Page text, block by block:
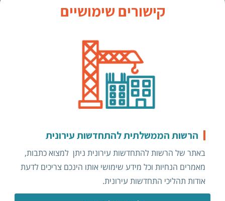
קישורים שימושיים
הרשות הממשלתית להתחדשות עירונית
באתר של הרשות להתחדשות עירונית ניתן למצוא כתבות,
מאמרים הנחיות וכל מידע שימושי אותו הינכם צריכים לדעת
אודות תהליכי התחדשות עירונית.